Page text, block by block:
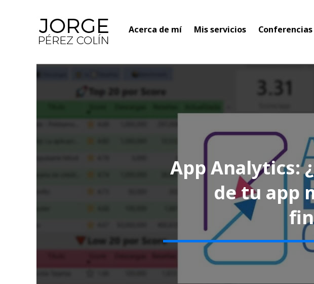
Acerca de mí Mis servicios Conferencias
App Analytics:
de tu app